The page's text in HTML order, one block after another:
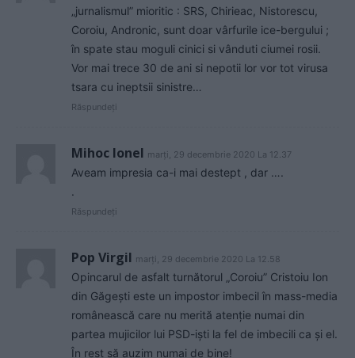
„jurnalismul” mioritic : SRS, Chirieac, Nistorescu,
Coroiu, Andronic, sunt doar vârfurile ice-bergului ;
în spate stau moguli cinici si vânduti ciumei rosii.
Vor mai trece 30 de ani si nepotii lor vor tot virusa
tsara cu ineptsii sinistre…
Răspundeți
Mihoc Ionel marți, 29 decembrie 2020 La 12.37
Aveam impresia ca-i mai destept , dar ….
.
Răspundeți
Pop Virgil marți, 29 decembrie 2020 La 12.58
Opincarul de asfalt turnătorul „Coroiu” Cristoiu Ion
din Găgeşti este un impostor imbecil în mass-media
românească care nu merită atenţie numai din
partea mujicilor lui PSD-işti la fel de imbecili ca şi el.
În rest să auzim numai de bine!